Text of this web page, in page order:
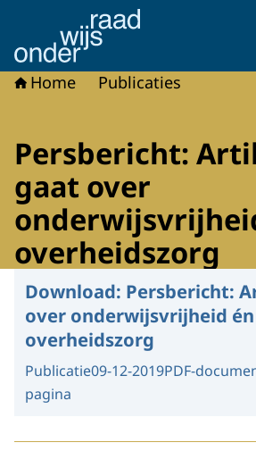
Naar de homepage van
Home Publicaties
Persbericht:
gaat over
overheidszorg
Download: Persbericht:
over onderwijsvrijheid én
overheidszorg
Publicatie09-12-2019PDF-
pagina